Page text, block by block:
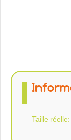
Taille réelle: